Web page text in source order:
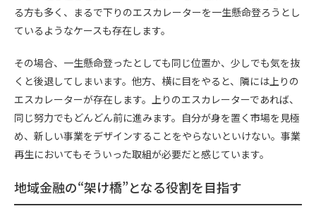
る方も多く、まるで下りのエスカレーターを一生懸命登ろうとし
ているようなケースも存在します。
その場合、一生懸命登ったとしても同じ位置か、少しでも気を抜
くと後退してしまいます。他方、横に目をやると、隣には上りの
エスカレーターが存在します。上りのエスカレーターであれば、
同じ努力でもどんどん前に進みます。自分が身を置く市場を見極
め、新しい事業をデザインすることをやらないといけない。事業
再生においてもそういった取組が必要だと感じています。
地域金融の“架け橋”となる役割を目指す